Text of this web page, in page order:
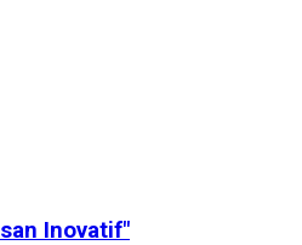
Inovatif"